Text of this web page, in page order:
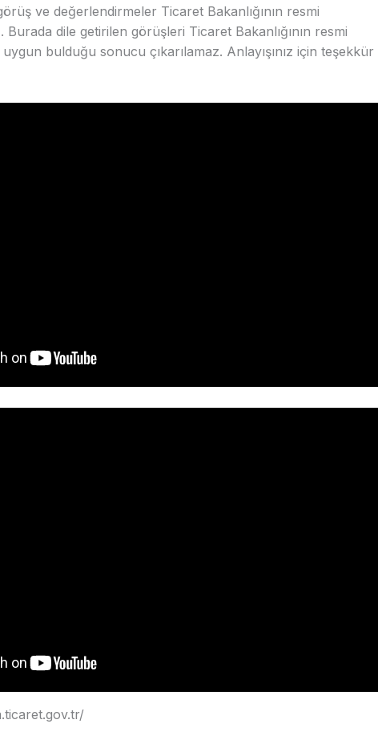
ve değerlendirmeler Ticaret Bakanlığının resmi
Burada dile getirilen görüşleri Ticaret Bakanlığının resmi
bulduğu sonucu çıkarılamaz. Anlayışınız için teşekkür